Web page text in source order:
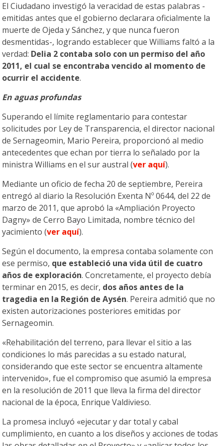
El Ciudadano investigó la veracidad de estas palabras -
emitidas antes que el gobierno declarara oficialmente la
muerte de Ojeda y Sánchez, y que nunca fueron
desmentidas-, logrando establecer que Williams faltó a la
verdad: Delia 2 contaba solo con un permiso del año
2011, el cual se encontraba vencido al momento de
ocurrir el accidente.
En aguas profundas
Superando el límite reglamentario para contestar
solicitudes por Ley de Transparencia, el director nacional
de Sernageomin, Mario Pereira, proporcionó al medio
antecedentes que echan por tierra lo señalado por la
ministra Williams en el sur austral (ver aquí).
Mediante un oficio de fecha 20 de septiembre, Pereira
entregó al diario la Resolución Exenta Nº 0644, del 22 de
marzo de 2011, que aprobó la «Ampliación Proyecto
Dagny» de Cerro Bayo Limitada, nombre técnico del
yacimiento (ver aquí).
Según el documento, la empresa contaba solamente con
ese permiso, que estableció una vida útil de cuatro
años de exploración. Concretamente, el proyecto debía
terminar en 2015, es decir, dos años antes de la
tragedia en la Región de Aysén. Pereira admitió que no
existen autorizaciones posteriores emitidas por
Sernageomin.
«Rehabilitación del terreno, para llevar el sitio a las
condiciones lo más parecidas a su estado natural,
considerando que este sector se encuentra altamente
intervenido», fue el compromiso que asumió la empresa
en la resolución de 2011 que lleva la firma del director
nacional de la época, Enrique Valdivieso.
La promesa incluyó «ejecutar y dar total y cabal
cumplimiento, en cuanto a los diseños y acciones de todas